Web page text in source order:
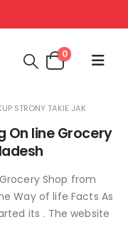
0
STRONY TAKIE JAK
On line Grocery
Shop from
Way of life Facts As
its . The website